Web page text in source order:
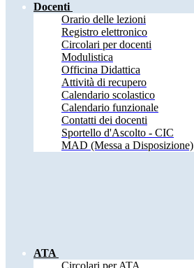
Docenti
Orario delle lezioni
Registro elettronico
Circolari per docenti
Modulistica
Officina Didattica
Attività di recupero
Calendario scolastico
Calendario funzionale
Contatti dei docenti
Sportello d'Ascolto - CIC
MAD (Messa a Disposizione)
ATA